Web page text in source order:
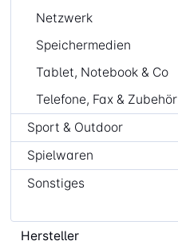
Netzwerk
Speichermedien
Tablet, Notebook & Co
Telefone, Fax & Zubehör
Sport & Outdoor
Spielwaren
Sonstiges
Hersteller